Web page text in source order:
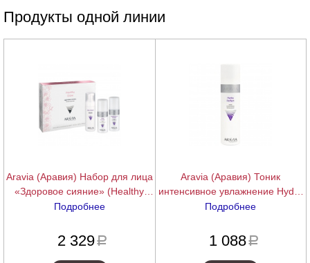
Продукты одной линии
Aravia (Аравия) Набор для лица
«Здоровое сияние» (Healthy
Glow), 160+2х150 мл.
Подробнее
2 329a
Aravia (Аравия) Тоник
интенсивное увлажнение Hydra
Perfect, 250 мл.
Подробнее
1 088a